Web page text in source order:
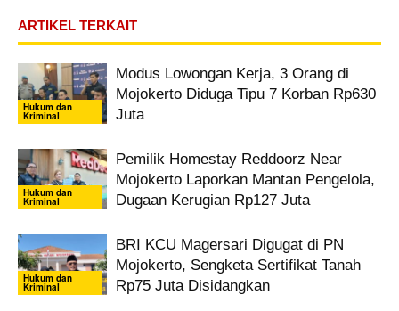
ARTIKEL TERKAIT
Hukum dan
Kriminal
Modus Lowongan Kerja, 3 Orang di
Mojokerto Diduga Tipu 7 Korban Rp630
Juta
Hukum dan
Kriminal
Pemilik Homestay Reddoorz Near
Mojokerto Laporkan Mantan Pengelola,
Dugaan Kerugian Rp127 Juta
Hukum dan
Kriminal
BRI KCU Magersari Digugat di PN
Mojokerto, Sengketa Sertifikat Tanah
Rp75 Juta Disidangkan